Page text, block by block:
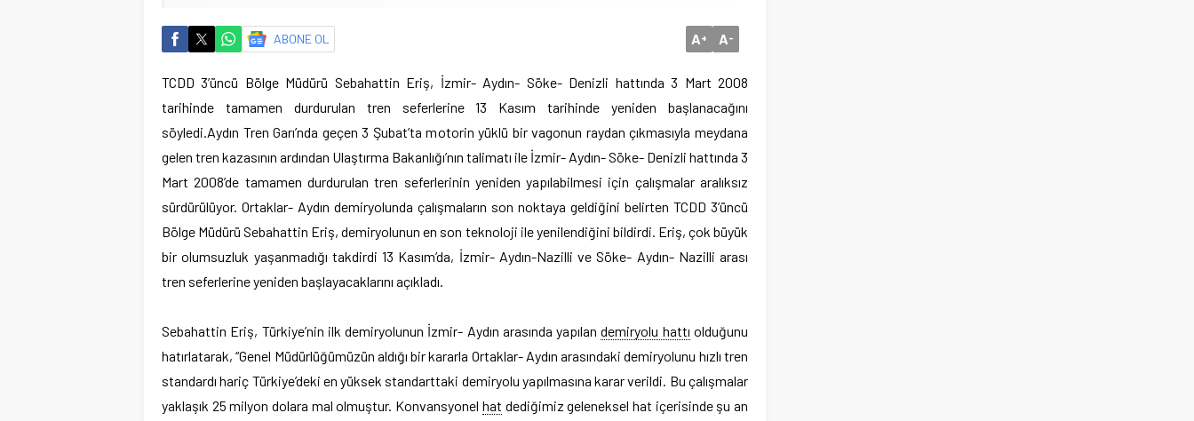
ABONE OL A+ A-
TCDD 3’üncü Bölge Müdürü Sebahattin Eriş, İzmir- Aydın- Söke- Denizli hattında 3 Mart 2008
tarihinde tamamen durdurulan tren seferlerine 13 Kasım tarihinde yeniden başlanacağını
söyledi.Aydın Tren Garı’nda geçen 3 Şubat’ta motorin yüklü bir vagonun raydan çıkmasıyla meydana
gelen tren kazasının ardından Ulaştırma Bakanlığı’nın talimatı ile İzmir- Aydın- Söke- Denizli hattında 3
Mart 2008’de tamamen durdurulan tren seferlerinin yeniden yapılabilmesi için çalışmalar aralıksız
sürdürülüyor. Ortaklar- Aydın demiryolunda çalışmaların son noktaya geldiğini belirten TCDD 3’üncü
Bölge Müdürü Sebahattin Eriş, demiryolunun en son teknoloji ile yenilendiğini bildirdi. Eriş, çok büyük
bir olumsuzluk yaşanmadığı takdirdi 13 Kasım’da, İzmir- Aydın-Nazilli ve Söke- Aydın- Nazilli arası
tren seferlerine yeniden başlayacaklarını açıkladı.
Sebahattin Eriş, Türkiye’nin ilk demiryolunun İzmir- Aydın arasında yapılandemiryolu hattı olduğunu
hatırlatarak, “Genel Müdürlüğümüzün aldığı bir kararla Ortaklar- Aydın arasındaki demiryolunu hızlı tren
standardı hariç Türkiye’deki en yüksek standarttaki demiryolu yapılmasına karar verildi. Bu çalışmalar
yaklaşık 25 milyon dolara mal olmuştur. Konvansyonel hat dediğimiz geleneksel hat içerisinde şu an